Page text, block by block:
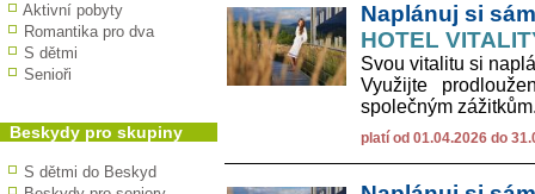
Aktivní pobyty
Romantika pro dva
S dětmi
Senioři
Beskydy pro skupiny
S dětmi do Beskyd
Naplánuj si
HOTEL
Svou vitalitu si
Využijte
společným
platí od 01.04.2026 do